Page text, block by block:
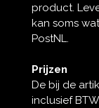
product.
kan soms
PostNL.
Prijzen
De bij de
inclusief